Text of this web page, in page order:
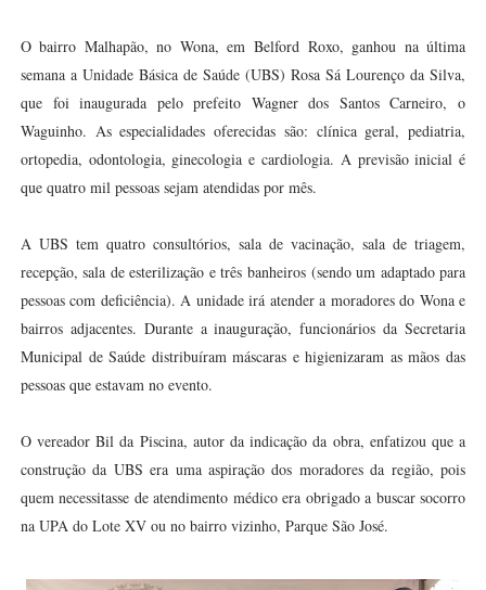
O bairro Malhapão, no Wona, em Belford Roxo, ganhou na última
semana a Unidade Básica de Saúde (UBS) Rosa Sá Lourenço da Silva,
que foi inaugurada pelo prefeito Wagner dos Santos Carneiro, o
Waguinho. As especialidades oferecidas são: clínica geral, pediatria,
ortopedia, odontologia, ginecologia e cardiologia. A previsão inicial é
que quatro mil pessoas sejam atendidas por mês.
A UBS tem quatro consultórios, sala de vacinação, sala de triagem,
recepção, sala de esterilização e três banheiros (sendo um adaptado para
pessoas com deficiência). A unidade irá atender a moradores do Wona e
bairros adjacentes. Durante a inauguração, funcionários da Secretaria
Municipal de Saúde distribuíram máscaras e higienizaram as mãos das
pessoas que estavam no evento.
O vereador Bil da Piscina, autor da indicação da obra, enfatizou que a
construção da UBS era uma aspiração dos moradores da região, pois
quem necessitasse de atendimento médico era obrigado a buscar socorro
na UPA do Lote XV ou no bairro vizinho, Parque São José.